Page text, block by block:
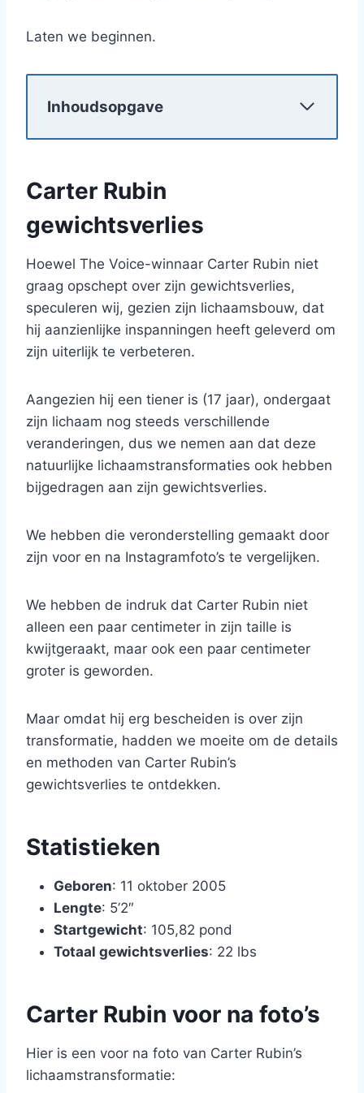
Laten we beginnen.
Inhoudsopgave
Carter Rubin
gewichtsverlies
Hoewel The Voice-winnaar Carter Rubin niet
graag opschept over zijn gewichtsverlies,
speculeren wij, gezien zijn lichaamsbouw, dat
hij aanzienlijke inspanningen heeft geleverd om
zijn uiterlijk te verbeteren.
Aangezien hij een tiener is (17 jaar), ondergaat
zijn lichaam nog steeds verschillende
veranderingen, dus we nemen aan dat deze
natuurlijke lichaamstransformaties ook hebben
bijgedragen aan zijn gewichtsverlies.
We hebben die veronderstelling gemaakt door
zijn voor en na Instagramfoto’s te vergelijken.
We hebben de indruk dat Carter Rubin niet
alleen een paar centimeter in zijn taille is
kwijtgeraakt, maar ook een paar centimeter
groter is geworden.
Maar omdat hij erg bescheiden is over zijn
transformatie, hadden we moeite om de details
en methoden van Carter Rubin’s
gewichtsverlies te ontdekken.
Statistieken
Geboren: 11 oktober 2005
Lengte: 5’2″
Startgewicht: 105,82 pond
Totaal gewichtsverlies: 22 lbs
Carter Rubin voor na foto’s
Hier is een voor na foto van Carter Rubin’s
lichaamstransformatie: